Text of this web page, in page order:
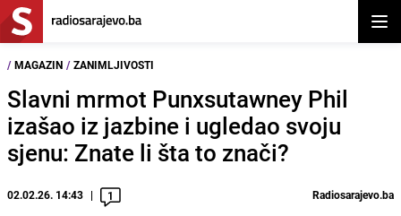
/ MAGAZIN / ZANIMLJIVOSTI
Slavni mrmot Punxsutawney Phil
izašao iz jazbine i ugledao svoju
sjenu: Znate li šta to znači?
02.02.26. 14:43 1 Radiosarajevo.ba